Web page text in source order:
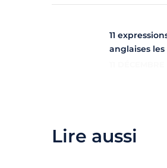
11
anglaises
Lire aussi